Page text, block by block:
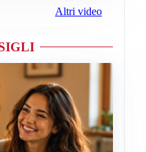
Altri video